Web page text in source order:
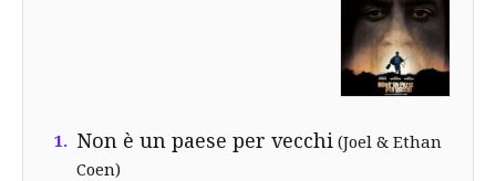
1. Non è un paese per vecchi (Joel & Ethan
Coen)